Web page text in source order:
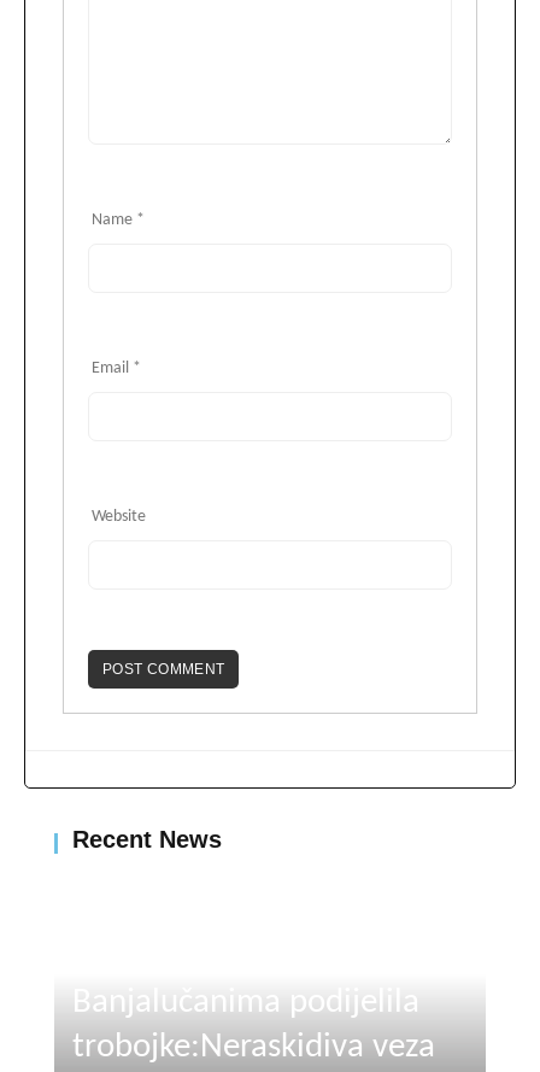
Name *
Email *
Website
Recent News
Banjalučanima podijelila
trobojke:Neraskidiva veza